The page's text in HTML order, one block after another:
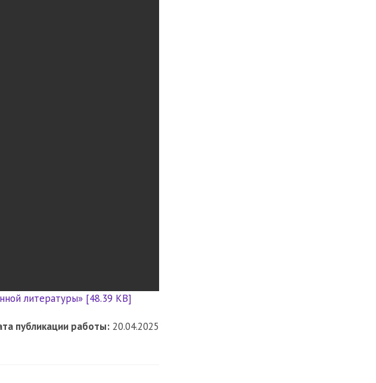
литературы» [48.39 KB]
публикации работы: 20.04.2025